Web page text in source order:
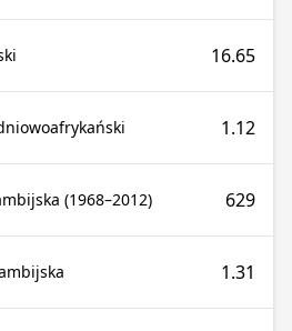
16.65
1.12
(1968–2012) 629
1.31